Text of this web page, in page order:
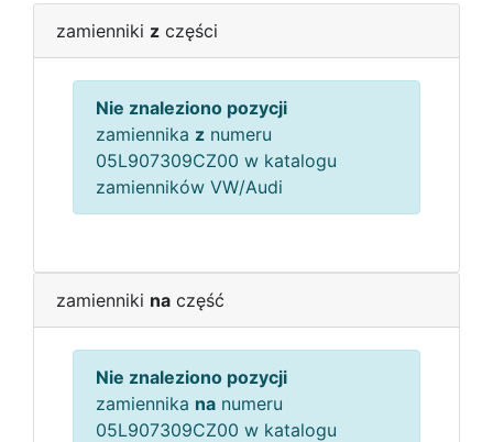
zamienniki z części
Nie znaleziono pozycji
zamiennika z numeru
05L907309CZ00 w katalogu
zamienników VW/Audi
zamienniki na część
Nie znaleziono pozycji
zamiennika na numeru
05L907309CZ00 w katalogu